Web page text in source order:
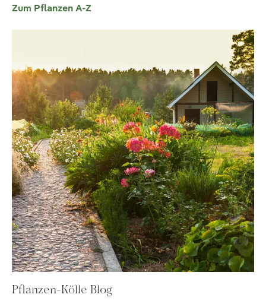
Zum Pflanzen A-Z
Pflanzen-Kölle Blog